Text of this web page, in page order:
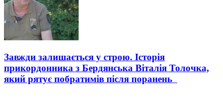
Завжди залишається у строю. Історія
прикордонника з Бердянська Віталія Толочка,
який рятує побратимів після поранень